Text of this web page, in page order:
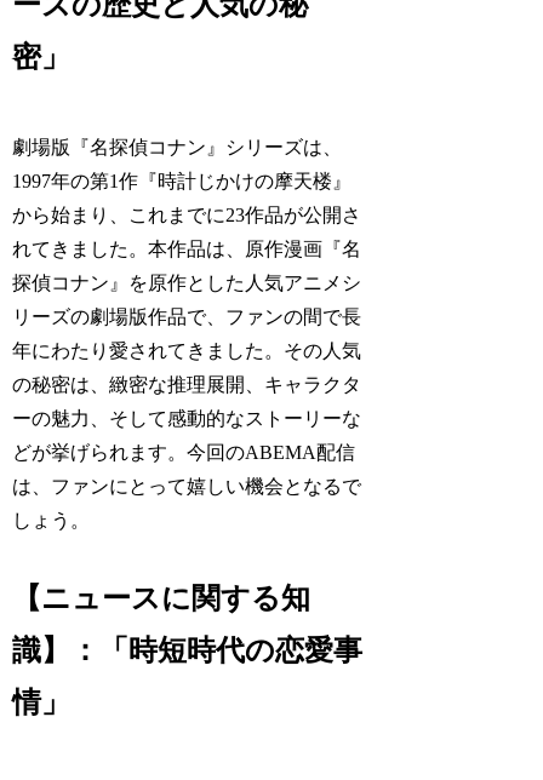
密」
劇場版『名探偵コナン』シリーズは、
1997年の第1作『時計じかけの摩天楼』
から始まり、これまでに23作品が公開さ
れてきました。本作品は、原作漫画『名
探偵コナン』を原作とした人気アニメシ
リーズの劇場版作品で、ファンの間で長
年にわたり愛されてきました。その人気
の秘密は、緻密な推理展開、キャラクタ
ーの魅力、そして感動的なストーリーな
どが挙げられます。今回のABEMA配信
は、ファンにとって嬉しい機会となるで
しょう。
【ニュースに関する知
識】：「時短時代の恋愛事
情」